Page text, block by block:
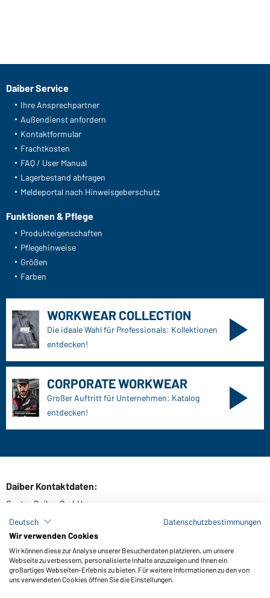
Daiber Service
Ihre Ansprechpartner
Außendienst anfordern
Kontaktformular
Frachtkosten
FAQ / User Manual
Lagerbestand abfragen
Meldeportal nach Hinweisgeberschutz
Funktionen & Pflege
Produkteigenschaften
Pflegehinweise
Größen
Farben
WORKWEAR COLLECTION
Die ideale Wahl für Professionals: Kollektionen
entdecken!
CORPORATE WORKWEAR
Großer Auftritt für Unternehmen: Katalog
entdecken!
Daiber Kontaktdaten:
Gustav Daiber GmbH
Kataloge herunterladen oder bestellen
Deutsch
Datenschutzbestimmungen
Wir verwenden Cookies
Wir können diese zur Analyse unserer Besucherdaten platzieren, um unsere
Webseite zu verbessern, personalisierte Inhalte anzuzeigen und Ihnen ein
großartiges Webseiten-Erlebnis zu bieten. Für weitere Informationen zu den von
uns verwendeten Cookies öffnen Sie die Einstellungen.